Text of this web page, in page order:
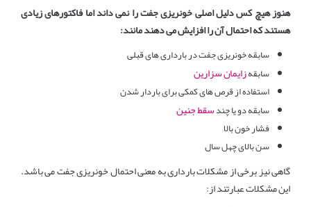
هنوز هیچ کس دلیل اصلی خونریزی جفت را نمی داند اما فاکتورهای زیادی
هستند که احتمال آن را افزایش می دهند مانند:
سابقه خونریزی جفت در بارداری های قبلی
سابقهزایمان سزارین
استفاده از قرص های کمکی برای باردار شدن
سابقه دو یا چندسقط جنین
فشار خون بالا
سن بالای چهل سال
گاهی نیز برخی از مشکلات بارداری به معنی احتمال خونریزی جفت می باشد.
این مشکلات عبارتند از: